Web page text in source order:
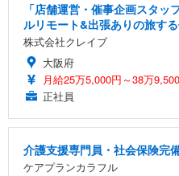
「店舗運営・催事企画スタ
ルリモート&出張ありの旅す
株式会社クレイブ
大阪府
月給25万5,000円～38万
正社員
介護支援専門員・社会保険完
ケアプランカラフル